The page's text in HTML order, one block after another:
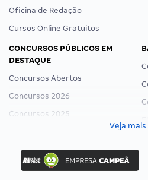
Oficina de Redação
Cursos Online Gratuitos
CONCURSOS PÚBLICOS EM
DESTAQUE
Concursos Abertos
Concursos 2026
Concursos 2025
Concurso Ibama
Concurso MPU
Veja mais